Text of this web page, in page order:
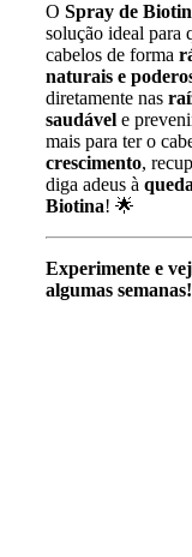
O Spray de
solução ideal para
cabelos de forma
naturais e
diretamente nas
saudável e
mais para ter o
crescimento,
diga adeus à
Biotina! 🌟
Experimente e
algumas semanas!